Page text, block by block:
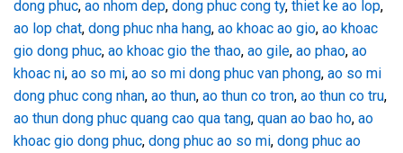
dong phuc, ao nhom dep, dong phuc cong ty, thiet ke ao lop,
ao lop chat, dong phuc nha hang, ao khoac ao gio, ao khoac
gio dong phuc, ao khoac gio the thao, ao gile, ao phao, ao
khoac ni, ao so mi, ao so mi dong phuc van phong, ao so mi
dong phuc cong nhan, ao thun, ao thun co tron, ao thun co tru,
ao thun dong phuc quang cao qua tang, quan ao bao ho, ao
khoac gio dong phuc, dong phuc ao so mi, dong phuc ao